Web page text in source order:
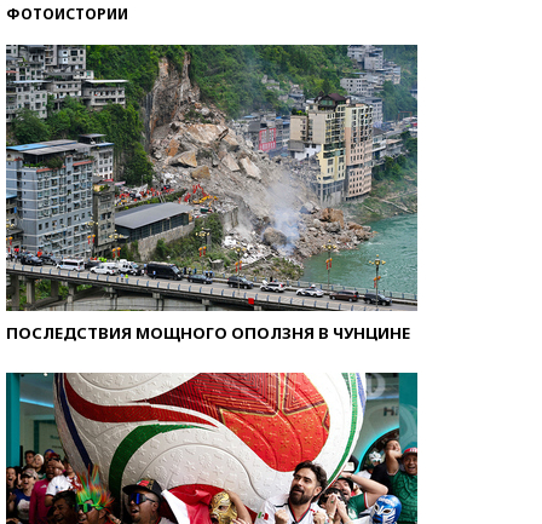
ФОТОИСТОРИИ
ПОСЛЕДСТВИЯ МОЩНОГО ОПОЛЗНЯ В ЧУНЦИНЕ